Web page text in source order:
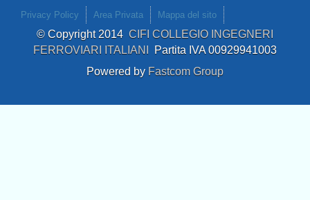
Privacy Policy Area Privata Mappa del sito
© Copyright 2014 CIFI COLLEGIO INGEGNERI
FERROVIARI ITALIANI Partita IVA 00929941003
Powered by Fastcom Group